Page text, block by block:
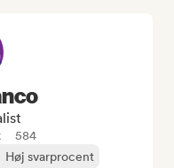
584
Høj svarprocent